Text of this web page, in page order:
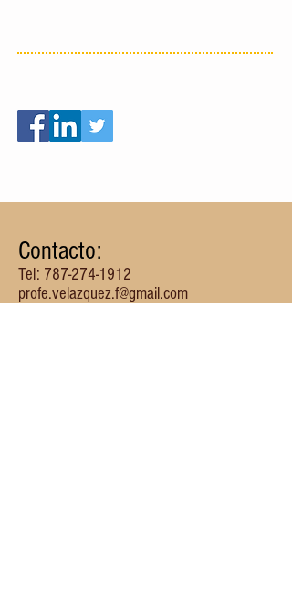
Contacto:
Tel: 787-274-1912
profe.velazquez.f@gmail.com